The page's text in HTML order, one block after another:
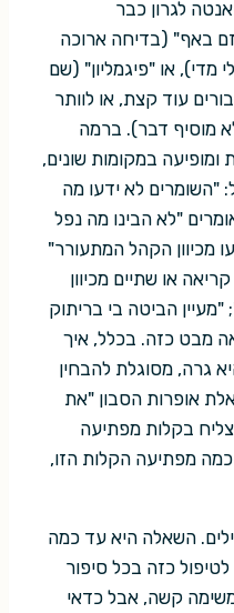
לגרון כבר
באף" (בדיחה ארוכה
מדי), או "פיגמליון" (שם
עוד קצת, או לוותר
מוסיף דבר). ברמה
במקומות שונים,
"השומרים לא ידעו מה
"לא הבינו מה נפל
מכיוון הקהל המתעורר"
או שתיים מכיוון
הביטה בי בריתוק
מבט כזה. בכלל, איך
גרה, מסוגלת להבחין
אופרות הסבון "את
בקלות מפתיעה
מפתיעה הקלות הזו,
השאלה היא עד כמה
לטיפול כזה בכל סיפור
משימה קשה, אבל כדאי